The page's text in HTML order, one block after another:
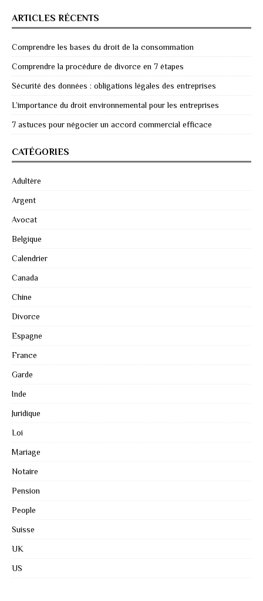
ARTICLES RÉCENTS
Comprendre les bases du droit de la consommation
Comprendre la procédure de divorce en 7 étapes
Sécurité des données : obligations légales des entreprises
L’importance du droit environnemental pour les entreprises
7 astuces pour négocier un accord commercial efficace
CATÉGORIES
Adultère
Argent
Avocat
Belgique
Calendrier
Canada
Chine
Divorce
Espagne
France
Garde
Inde
Juridique
Loi
Mariage
Notaire
Pension
People
Suisse
UK
US